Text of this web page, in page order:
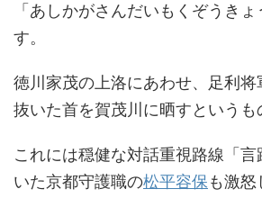
「あしかがさんだいもくぞうき
す。
徳川家茂の上洛にあわせ、足利将
抜いた首を賀茂川に晒すというも
これには穏健な対話重視路線「
いた京都守護職の松平容保も激